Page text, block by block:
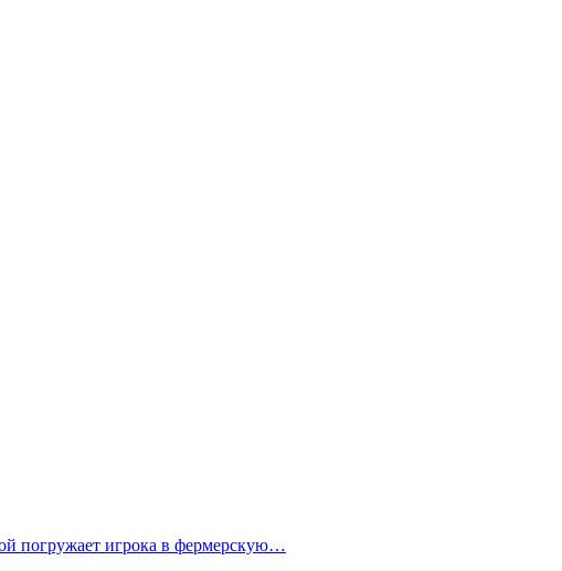
погружает игрока в фермерскую…